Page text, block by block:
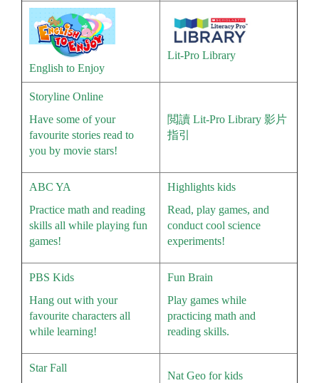
English to Enjoy
Lit-Pro Library
Storyline Online
Have some of your
favourite stories read to
you by movie stars!
閲讀 Lit-Pro Library 影片
指引
ABC YA
Practice math and reading
skills all while playing fun
games!
Highlights kids
Read, play games, and
conduct cool science
experiments!
PBS Kids
Hang out with your
favourite characters all
while learning!
Fun Brain
Play games while
practicing math and
reading skills.
Star Fall
Nat Geo for kids